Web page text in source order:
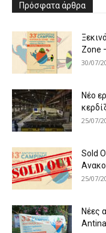
Πρόσφατα άρθρα
Zone
30/07/
Νέο
25/07/
Sold
25/07/
Νέες